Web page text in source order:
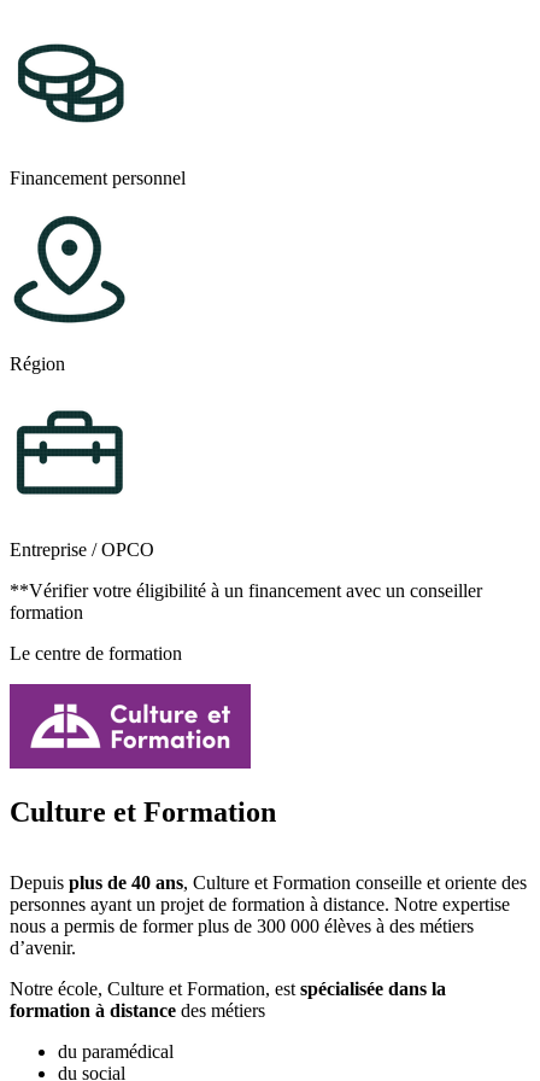
Financement personnel
Région
Entreprise / OPCO
**Vérifier votre éligibilité à un financement avec un conseiller
formation
Le centre de formation
Culture et Formation
Depuis plus de 40 ans, Culture et Formation conseille et oriente des
personnes ayant un projet de formation à distance. Notre expertise
nous a permis de former plus de 300 000 élèves à des métiers
d’avenir.
Notre école, Culture et Formation, est spécialisée dans la
formation à distance des métiers
du paramédical
du social